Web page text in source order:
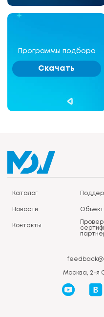
Программы подбора
Скачать
Каталог
Новости
Контакты
Москва, 2-я